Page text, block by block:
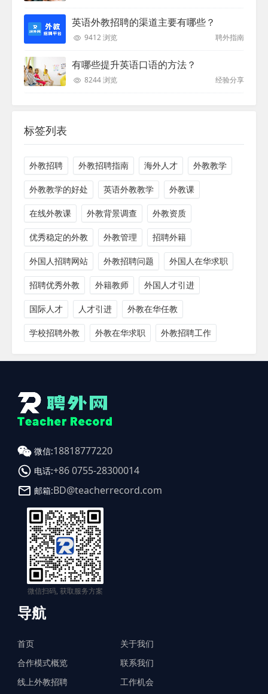
英语外教招聘的渠道主要有哪些？
9412 浏览 聘外指南
有哪些提升英语口语的方法？
8244 浏览 经验分享
标签列表
外教招聘 外教招聘指南 海外人才 外教教学
外教教学的好处 英语外教教学 外教课
在线外教课 外教背景调查 外教资质
优秀稳定的外教 外教管理 招聘外籍
外国人招聘网站 外教招聘问题 外国人在华求职
招聘优秀外教 外籍教师 外国人才引进
国际人才 人才引进 外教在华任教
学校招聘外教 外教在华求职 外教招聘工作
微信:18818777220
电话:+86 0755-28300014
邮箱:BD@teacherrecord.com
微信扫码, 获取服务方案
导航
首页
合作模式概览
线上外教招聘
关于我们
联系我们
工作机会